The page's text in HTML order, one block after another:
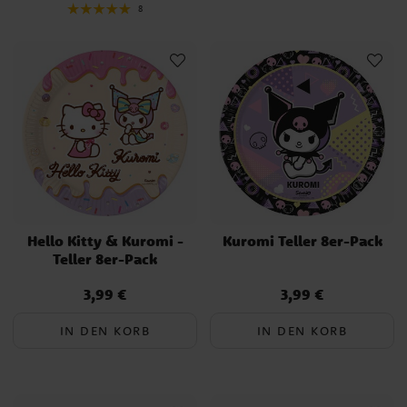
köstliche Leckereien
Was serviert man auf einer Hello Kitty Party? Lassen Sie sich
inspirieren und bieten Sie köstliche Party-Snacks an, die perfekt
zum Thema passen.
Rosa Pfannkuchen – Mit Erdbeerpüree gefärbt und mit Sahne
serviert.
Hello Kitty Cupcakes – Muffins mit kleinen Zuckerschleifen
Kuromis Schokoladensnacks – Kleine Schokoladenstücke in
Herzform oder niedlichen Motiven.
und einer kleinen Schleife garniert.
8
Hello Kitty & Kuromi -
Teller 8er-Pack
Preis:3,99 €
3,99 €
IN DEN KORB
Kuromi Teller 8er-Pack
Preis:3,99 €
3,99 €
IN DEN KORB